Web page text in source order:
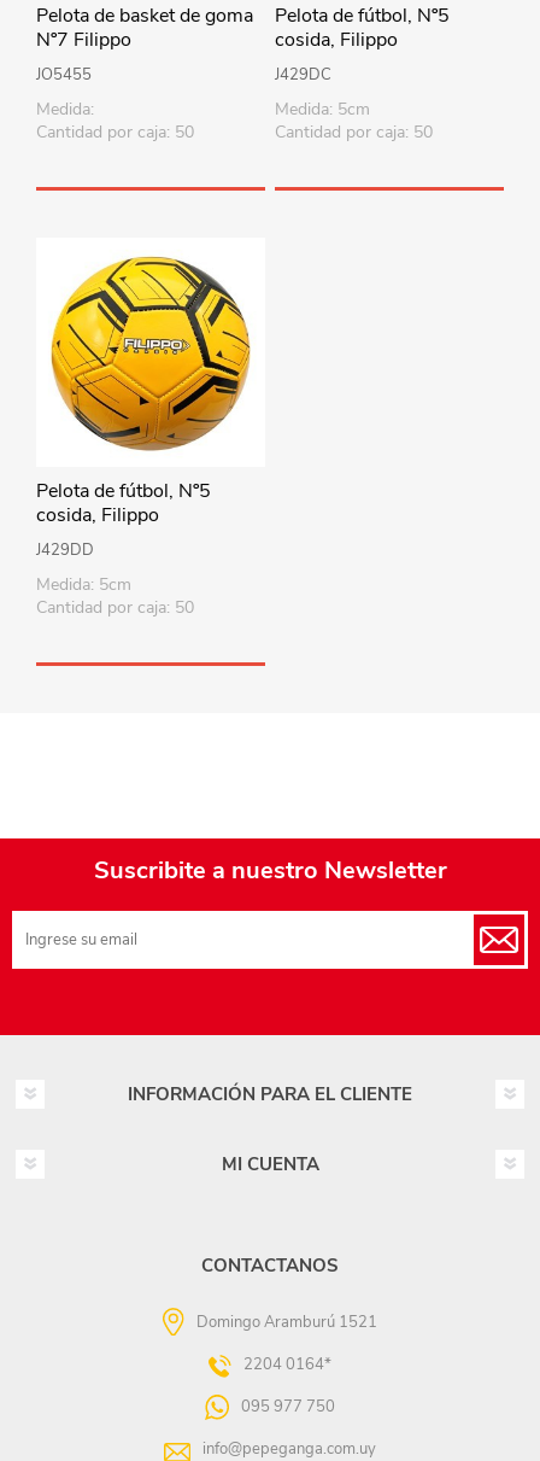
Pelota de basket de goma
Nº7 Filippo
JO5455
Medida:
Cantidad por caja: 50
Pelota de fútbol, Nº5
cosida, Filippo
J429DC
Medida: 5cm
Cantidad por caja: 50
Pelota de fútbol, Nº5
cosida, Filippo
J429DD
Medida: 5cm
Cantidad por caja: 50
Suscribite a nuestro Newsletter
INFORMACIÓN PARA EL CLIENTE
MI CUENTA
CONTACTANOS
Domingo Aramburú 1521
2204 0164*
095 977 750
info@pepeganga.com.uy